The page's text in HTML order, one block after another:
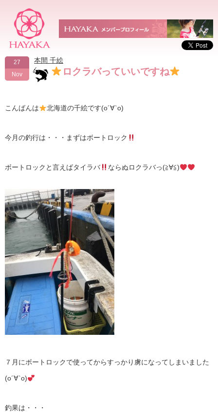
27
Nov
本間 千絵
ロクラバっていいですね
こんばんは 北海道の千絵です(о´∀`о)
今月の釣行は・・・まずはボートロック
ボートロックと言えばタイラバ ならぬロクラバっ(≧∀≦)
７月にボートロックで使ってからすっかり虜になってしまいました
(о´∀`о)
釣果は・・・